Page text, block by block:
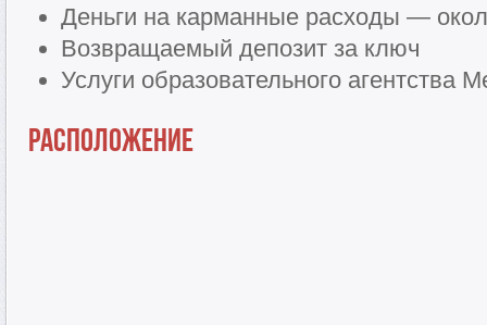
Деньги на карманные расходы —
Возвращаемый депозит за ключ
Услуги образовательного агентства
Расположение